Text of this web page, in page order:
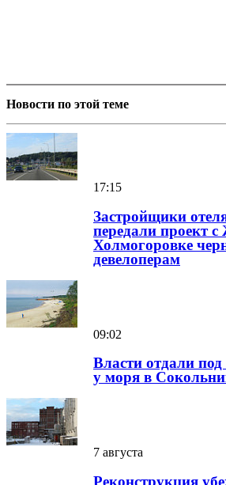
Новости по этой теме
17:15
Застройщики
передали проект
Холмогоровке
девелоперам
09:02
Власти отдали под
у моря в
7 августа
Реконструкция